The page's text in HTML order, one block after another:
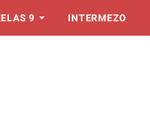
9 INTERMEZO